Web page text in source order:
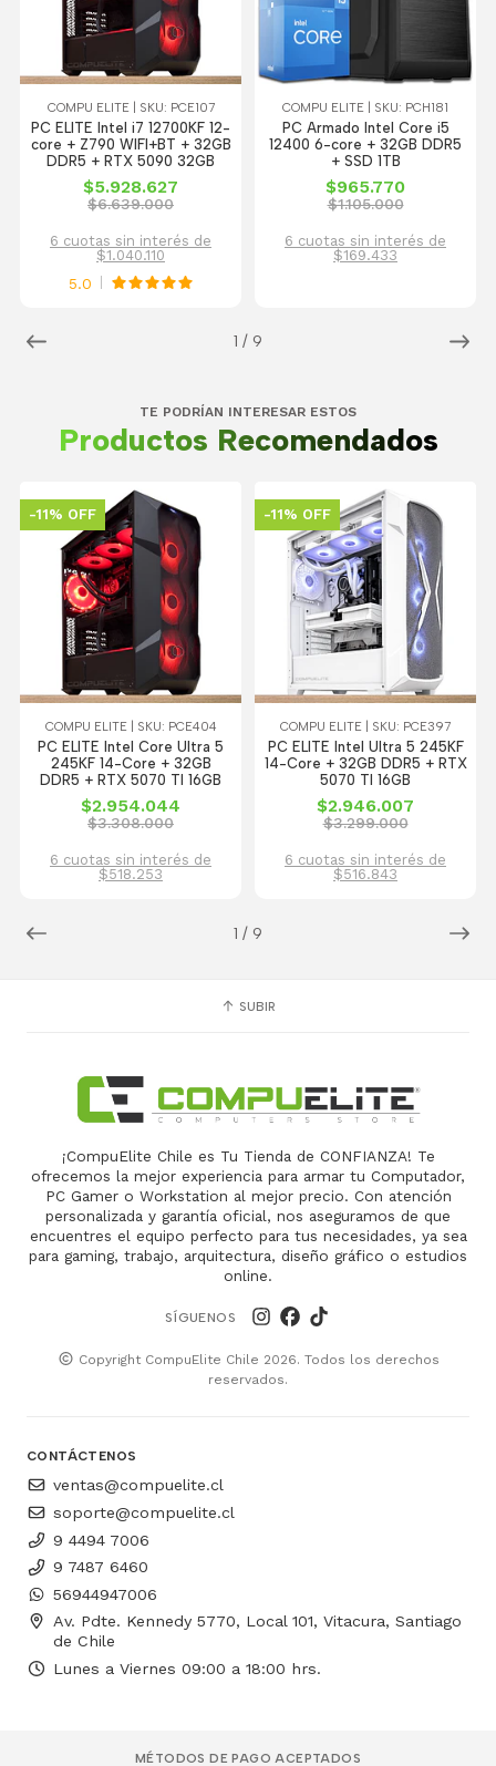
1 / 9
COMPU ELITE | SKU: PCE107
PC ELITE Intel i7 12700KF 12-
core + Z790 WIFI+BT + 32GB
DDR5 + RTX 5090 32GB
$5.928.627
$6.639.000
6 cuotas sin interés de
$1.040.110
5.0
COMPU ELITE | SKU: PCH181
PC Armado Intel Core i5
12400 6-core + 32GB DDR5
+ SSD 1TB
$965.770
$1.105.000
6 cuotas sin interés de
$169.433
TE PODRÍAN INTERESAR ESTOS
Productos Recomendados
1 / 9
-11% OFF
COMPU ELITE | SKU: PCE404
PC ELITE Intel Core Ultra 5
245KF 14-Core + 32GB
DDR5 + RTX 5070 TI 16GB
$2.954.044
$3.308.000
6 cuotas sin interés de
$518.253
-11% OFF
COMPU ELITE | SKU: PCE397
PC ELITE Intel Ultra 5 245KF
14-Core + 32GB DDR5 + RTX
5070 TI 16GB
$2.946.007
$3.299.000
6 cuotas sin interés de
$516.843
SUBIR
¡CompuElite Chile es Tu Tienda de CONFIANZA! Te
ofrecemos la mejor experiencia para armar tu Computador,
PC Gamer o Workstation al mejor precio. Con atención
personalizada y garantía oficial, nos aseguramos de que
encuentres el equipo perfecto para tus necesidades, ya sea
para gaming, trabajo, arquitectura, diseño gráfico o estudios
online.
SÍGUENOS
Copyright CompuElite Chile 2026. Todos los derechos
reservados.
CONTÁCTENOS
ventas@compuelite.cl
soporte@compuelite.cl
9 4494 7006
9 7487 6460
56944947006
Av. Pdte. Kennedy 5770, Local 101, Vitacura, Santiago
de Chile
Lunes a Viernes 09:00 a 18:00 hrs.
MÉTODOS DE PAGO ACEPTADOS